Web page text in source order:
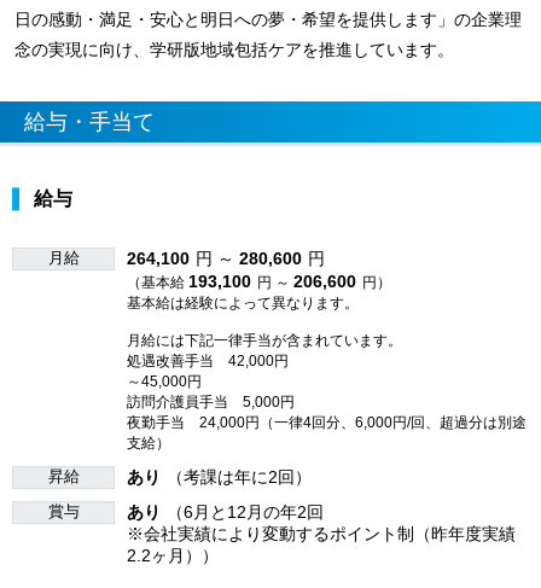
日の感動・満足・安心と明日への夢・希望を提供します」の企業理
念の実現に向け、学研版地域包括ケアを推進しています。
給与・手当て
給与
月給 264,100 円 ～ 280,600 円
（基本給 193,100 円 ～ 206,600 円）
基本給は経験によって異なります。
月給には下記一律手当が含まれています。
処遇改善手当 42,000円
～45,000円
訪問介護員手当 5,000円
夜勤手当 24,000円（一律4回分、6,000円/回、超過分は別途
支給）
昇給 あり （考課は年に2回）
賞与 あり
（6月と12月の年2回
※会社実績により変動するポイント制（昨年度実績
2.2ヶ月））